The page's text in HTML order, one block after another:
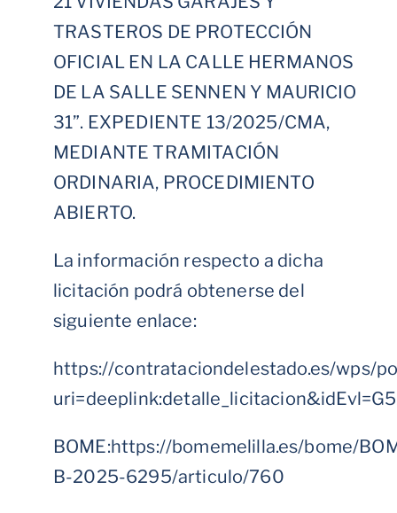
TRASTEROS DE PROTECCIÓN
OFICIAL EN LA CALLE HERMANOS
DE LA SALLE SENNEN Y MAURICIO
31”. EXPEDIENTE 13/2025/CMA,
MEDIANTE TRAMITACIÓN
ORDINARIA, PROCEDIMIENTO
ABIERTO.
La información respecto a dicha
licitación podrá obtenerse del
siguiente enlace:
https://contrataciondelestado.es/wps/
BOME:https://bomemelilla.es/bome/
B-2025-6295/articulo/760